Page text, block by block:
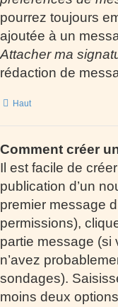
pourrez toujours
ajoutée à un
Attacher ma
rédaction de
Haut
Comment créer
Il est facile de
publication d’un
premier message
permissions),
partie message (si
n’avez
sondages).
moins deux